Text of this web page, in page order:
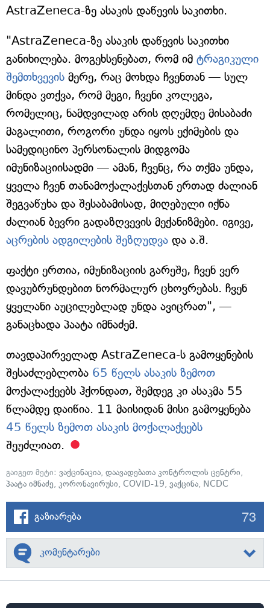
AstraZeneca-ზე ასაკის დაწევის საკითხი.
"AstraZeneca-ზე ასაკის დაწევის საკითხი
განიხილება. მოგეხსენებათ, რომ იმ ტრაგიკული
შემთხვევის მერე, რაც მოხდა ჩვენთან — სულ
მინდა ვთქვა, რომ მეგი, ჩვენი კოლეგა,
რომელიც, ნამდვილად არის დღემდე მისაბაძი
მაგალითი, როგორი უნდა იყოს ექიმების და
სამედიცინო პერსონალის მიდგომა
იმუნიზაციისადმი — ამან, ჩვენც, რა თქმა უნდა,
ყველა ჩვენ თანამოქალაქესთან ერთად ძალიან
შეგვაწუხა და შესაბამისად, მიღებული იქნა
ძალიან ბევრი გადაზღვევის მექანიზმები. იგივე,
აცრების ადგილების შეზღუდვა და ა.შ.
ფაქტი ერთია, იმუნიზაციის გარეშე, ჩვენ ვერ
დავუბრუნდებით ნორმალურ ცხოვრებას. ჩვენ
ყველანი აუცილებლად უნდა ავიცრათ", —
განაცხადა პაატა იმნაძემ.
თავდაპირველად AstraZeneca-ს გამოყენების
შესაძლებლობა 65 წელს ასაკის ზემოთ
მოქალაქეებს ჰქონდათ, შემდეგ კი ასაკმა 55
წლამდე დაიწია. 11 მაისიდან მისი გამოყენება
45 წელს ზემოთ ასაკის მოქალაქეებს
შეუძლიათ.
გაიგეთ მეტი: ვაქცინაცია, დაავადებათა კონტროლის ცენტრი,
პაატა იმნაძე, კორონავირუსი, COVID-19, ვაქცინა, NCDC
გაზიარება 73
კომენტარები